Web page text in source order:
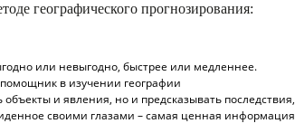
географического прогнозирования:
или невыгодно, быстрее или медленнее.
в изучении географии
и явления, но и предсказывать
своими глазами – самая ценная информация